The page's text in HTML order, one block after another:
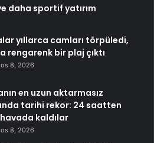
daha sportif yatırım
yıllarca camları törpüledi,
rengarenk bir plaj çıktı
8, 2026
en uzun aktarmasız
tarihi rekor: 24 saatten
kaldılar
8, 2026